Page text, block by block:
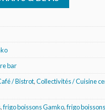
bar
/ Bistrot,Collectivités / Cuisine
,frigo boissons Gamko,frigo